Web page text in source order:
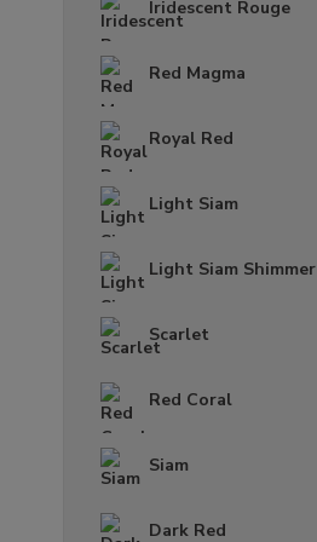
Iridescent Rouge
Red Magma
Royal Red
Light Siam
Light Siam Shimmer
Scarlet
Red Coral
Siam
Dark Red